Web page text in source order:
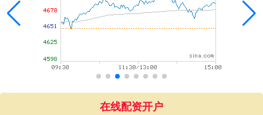
在线配资开户